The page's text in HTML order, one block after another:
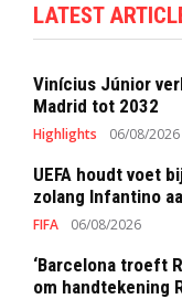
LATEST
Vinícius Júnior
Madrid tot 2032
Highlights 06/08/2026
UEFA houdt voet
zolang Infantino
FIFA 06/08/2026
‘Barcelona troeft
om handtekening